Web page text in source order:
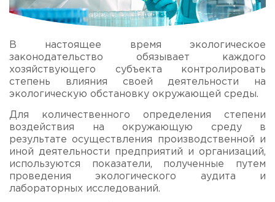
В настоящее время экологическое
законодательство обязывает каждого
хозяйствующего субъекта контролировать
степень влияния своей деятельности на
экологическую обстановку окружающей среды.
Для количественного определения степени
воздействия на окружающую среду в
результате осуществления производственной и
иной деятельности предприятий и организаций,
используются показатели, полученные путем
проведения экологического аудита и
лабораторных исследований.